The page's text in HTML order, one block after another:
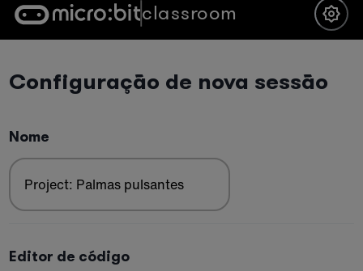
classroom
Configuração de nova sessão
Nome
Editor de código